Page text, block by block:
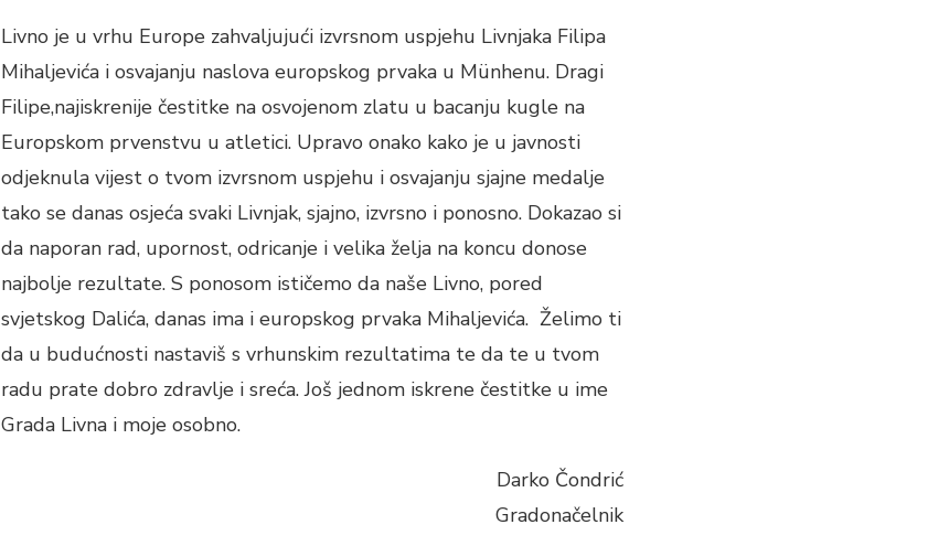
Livno je u vrhu Europe zahvaljujući izvrsnom uspjehu Livnjaka Filipa
Mihaljevića i osvajanju naslova europskog prvaka u Münhenu. Dragi
Filipe,najiskrenije čestitke na osvojenom zlatu u bacanju kugle na
Europskom prvenstvu u atletici. Upravo onako kako je u javnosti
odjeknula vijest o tvom izvrsnom uspjehu i osvajanju sjajne medalje
tako se danas osjeća svaki Livnjak, sjajno, izvrsno i ponosno. Dokazao si
da naporan rad, upornost, odricanje i velika želja na koncu donose
najbolje rezultate. S ponosom ističemo da naše Livno, pored
svjetskog Dalića, danas ima i europskog prvaka Mihaljevića. Želimo ti
da u budućnosti nastaviš s vrhunskim rezultatima te da te u tvom
radu prate dobro zdravlje i sreća. Još jednom iskrene čestitke u ime
Grada Livna i moje osobno.
Darko Čondrić
Gradonačelnik